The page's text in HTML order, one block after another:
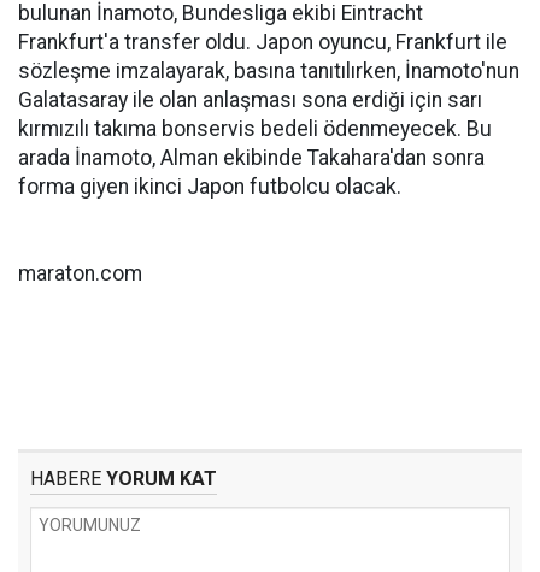
bulunan İnamoto, Bundesliga ekibi Eintracht
Frankfurt'a transfer oldu. Japon oyuncu, Frankfurt ile
sözleşme imzalayarak, basına tanıtılırken, İnamoto'nun
Galatasaray ile olan anlaşması sona erdiği için sarı
kırmızılı takıma bonservis bedeli ödenmeyecek. Bu
arada İnamoto, Alman ekibinde Takahara'dan sonra
forma giyen ikinci Japon futbolcu olacak.
maraton.com
HABERE YORUM KAT